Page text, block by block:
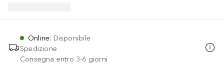
Online: Disponibile
Spedizione
Consegna entro 3-6 giorni